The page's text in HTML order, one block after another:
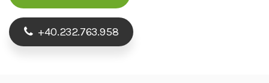
+40.232.763.958